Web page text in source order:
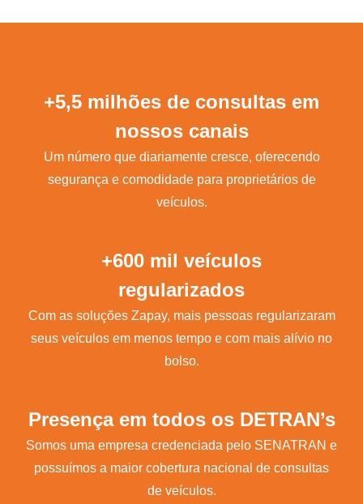
+5,5 milhões de consultas em
nossos canais
Um número que diariamente cresce, oferecendo
segurança e comodidade para proprietários de
veículos.
+600 mil veículos
regularizados
Com as soluções Zapay, mais pessoas regularizaram
seus veículos em menos tempo e com mais alívio no
bolso.
Presença em todos os DETRAN’s
Somos uma empresa credenciada pelo SENATRAN e
possuímos a maior cobertura nacional de consultas
de veículos.